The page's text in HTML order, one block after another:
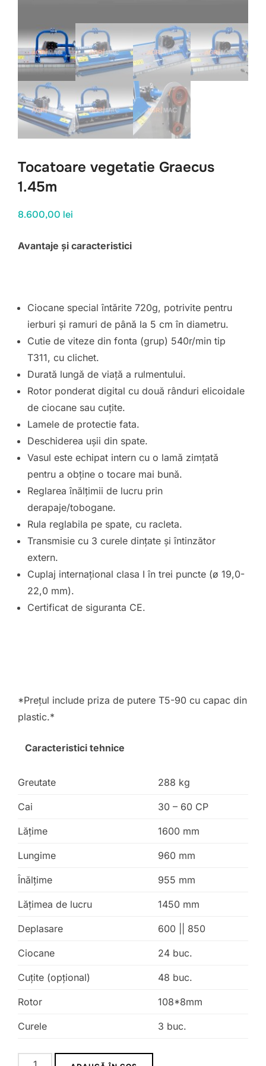
Tocatoare vegetatie Graecus
1.45m
8.600,00 lei
Avantaje și caracteristici
Ciocane special întărite 720g, potrivite pentru
ierburi și ramuri de până la 5 cm în diametru.
Cutie de viteze din fonta (grup) 540r/min tip
T311, cu clichet.
Durată lungă de viață a rulmentului.
Rotor ponderat digital cu două rânduri elicoidale
de ciocane sau cuțite.
Lamele de protectie fata.
Deschiderea ușii din spate.
Vasul este echipat intern cu o lamă zimțată
pentru a obține o tocare mai bună.
Reglarea înălțimii de lucru prin
derapaje/tobogane.
Rula reglabila pe spate, cu racleta.
Transmisie cu 3 curele dințate și întinzător
extern.
Cuplaj internațional clasa I în trei puncte (ø 19,0-
22,0 mm).
Certificat de siguranta CE.
*Prețul include priza de putere T5-90 cu capac din
plastic.*
Caracteristici tehnice
Greutate 288 kg
Cai 30 – 60 CP
Lăţime 1600 mm
Lungime 960 mm
Înălţime 955 mm
Lățimea de lucru 1450 mm
Deplasare 600 || 850
Ciocane 24 buc.
Cuțite (opțional) 48 buc.
Rotor 108*8mm
Curele 3 buc.
Cantitate